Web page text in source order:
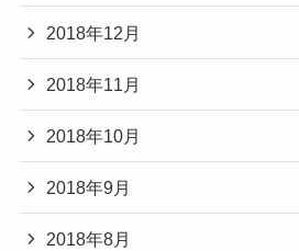
2018年12月
2018年11月
2018年10月
2018年9月
2018年8月